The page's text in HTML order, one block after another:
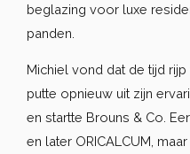
beglazing voor luxe
panden.
Michiel vond dat de tijd
putte opnieuw uit zijn
en startte Brouns & Co.
en later ORICALCUM,